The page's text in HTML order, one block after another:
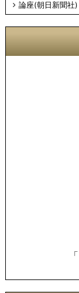
論座(朝日新聞社)
「